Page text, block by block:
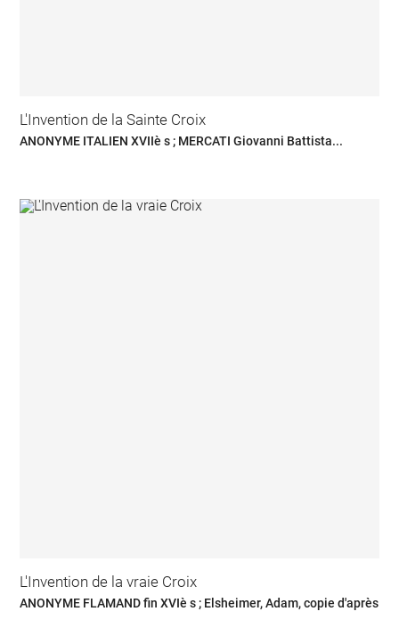
L'Invention de la Sainte Croix
ANONYME ITALIEN XVIIè s ; MERCATI Giovanni Battista...
L'Invention de la vraie Croix
ANONYME FLAMAND fin XVIè s ; Elsheimer, Adam, copie d'après